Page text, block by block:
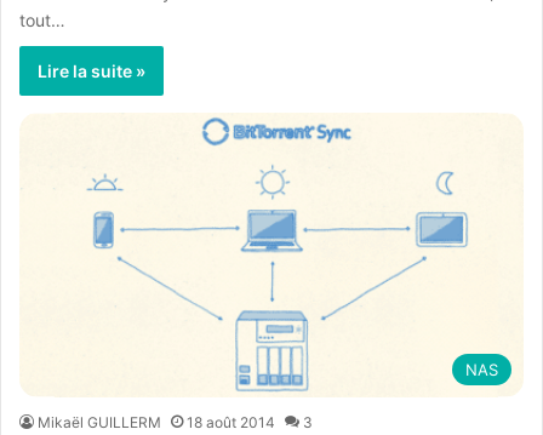
tout…
Lire la suite »
NAS
Mikaël GUILLERM 18 août 2014 3